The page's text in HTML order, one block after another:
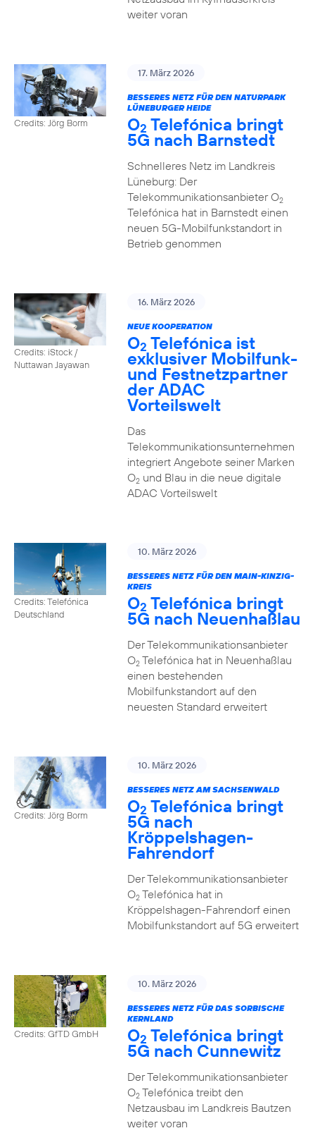
weiter voran
Credits: Jörg Borm
17. März 2026
BESSERES NETZ FÜR DEN NATURPARK
LÜNEBURGER HEIDE
O2 Telefónica bringt
5G nach Barnstedt
Schnelleres Netz im Landkreis
Lüneburg: Der
Telekommunikationsanbieter O2
Telefónica hat in Barnstedt einen
neuen 5G-Mobilfunkstandort in
Betrieb genommen
Credits: iStock /
Nuttawan Jayawan
16. März 2026
NEUE KOOPERATION
O2 Telefónica ist
exklusiver Mobilfunk-
und Festnetzpartner
der ADAC
Vorteilswelt
Das
Telekommunikationsunternehmen
integriert Angebote seiner Marken
O2und Blau in die neue digitale
ADAC Vorteilswelt
Credits: Telefónica
Deutschland
10. März 2026
BESSERES NETZ FÜR DEN MAIN-KINZIG-
KREIS
O2 Telefónica bringt
5G nach Neuenhaßlau
Der Telekommunikationsanbieter
O2Telefónica hat in Neuenhaßlau
einen bestehenden
Mobilfunkstandort auf den
neuesten Standard erweitert
Credits: Jörg Borm
10. März 2026
BESSERES NETZ AM SACHSENWALD
O2 Telefónica bringt
5G nach
Kröppelshagen-
Fahrendorf
Der Telekommunikationsanbieter
O2Telefónica hat in
Kröppelshagen-Fahrendorf einen
Mobilfunkstandort auf 5G erweitert
Credits: GfTD GmbH
10. März 2026
BESSERES NETZ FÜR DAS SORBISCHE
KERNLAND
O2 Telefónica bringt
5G nach Cunnewitz
Der Telekommunikationsanbieter
O2Telefónica treibt den
Netzausbau im Landkreis Bautzen
weiter voran